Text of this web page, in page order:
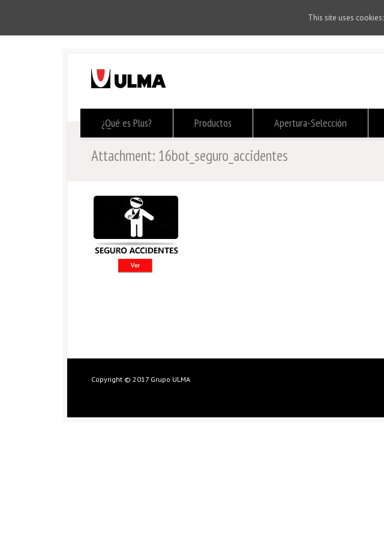
¿Qué es Plus? Productos Apertura-Selección
Attachment: 16bot_seguro_accidentes
Copyright © 2017 Grupo ULMA
This site uses cookies: